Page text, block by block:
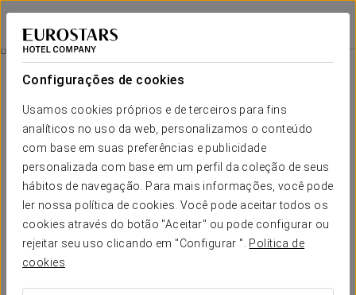
Configurações de cookies
Usamos cookies próprios e de terceiros para fins
analíticos no uso da web, personalizamos o conteúdo
com base em suas preferências e publicidade
personalizada com base em um perfil da coleção de seus
hábitos de navegação. Para mais informações, você pode
ler nossa política de cookies. Você pode aceitar todos os
cookies através do botão "Aceitar" ou pode configurar ou
rejeitar seu uso clicando em "Configurar ". Política de
cookies
Crisol Quindós
LEÃO
Experiência Romântica
15 €
Experiência Romântica